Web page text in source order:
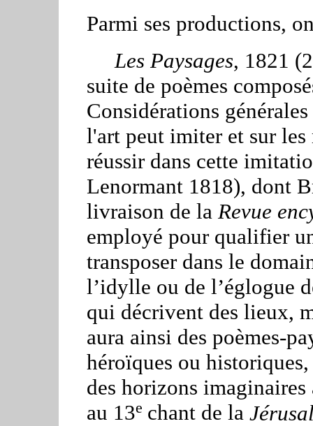
Parmi ses productions,
Les Paysages, 1821 (2
suite de poèmes
Considérations
l'art peut imiter et sur
réussir dans cette
Lenormant 1818), dont
livraison de la Revue
employé pour qualifier
transposer dans le
l’idylle ou de l’églogue
qui décrivent des lieux,
aura ainsi des poèmes-
héroïques ou
des horizons
au 13e chant de la